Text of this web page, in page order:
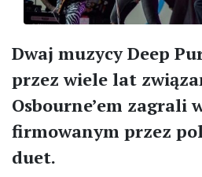
Dwaj muzycy Deep
przez wiele lat
Osbourne’em zagrali
firmowanym przez
duet.